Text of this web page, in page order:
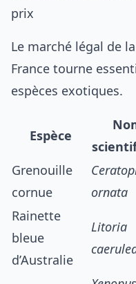
prix
Le marché légal de
France tourne
espèces exotiques.
Espèce
Grenouille
cornue
ornata
Rainette
bleue
d’Australie
Litoria